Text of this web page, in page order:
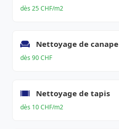
dès 25 CHF/m2
Nettoyage de canape
dès 90 CHF
Nettoyage de tapis
dès 10 CHF/m2